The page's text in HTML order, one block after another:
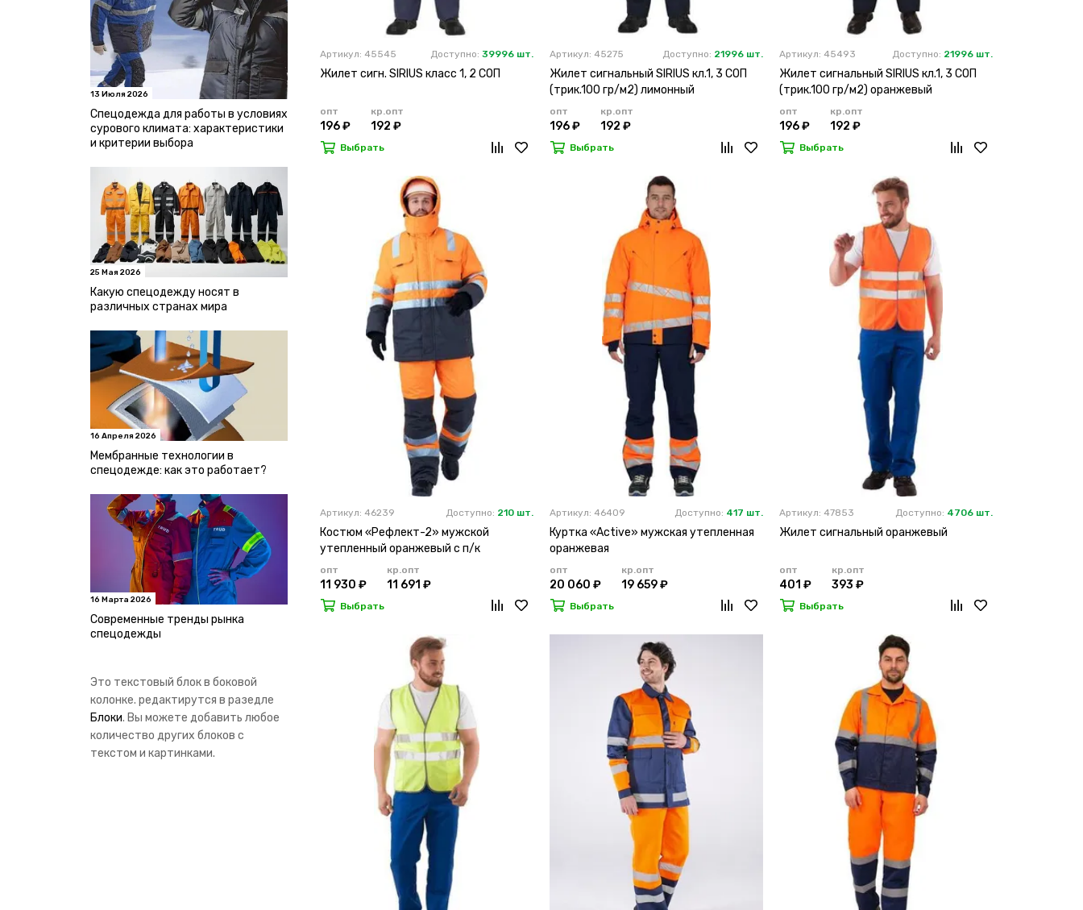
13 Июля 2026
Спецодежда для работы в условиях
сурового климата: характеристики
и критерии выбора
25 Мая 2026
Какую спецодежду носят в
различных странах мира
16 Апреля 2026
Мембранные технологии в
спецодежде: как это работает?
16 Марта 2026
Современные тренды рынка
спецодежды
Это текстовый блок в боковой
колонке. редактирутся в разедле
Блоки. Вы можете добавить любое
количество других блоков с
текстом и картинками.
Артикул: 45545 Доступно: 39996 шт.
Жилет сигн. SIRIUS класс 1, 2 СОП
опт
196 ₽
кр.опт
192 ₽
Выбрать
Артикул: 45275 Доступно: 21996 шт.
Жилет сигнальный SIRIUS кл.1, 3 СОП
(трик.100 гр/м2) лимонный
опт
196 ₽
кр.опт
192 ₽
Выбрать
Артикул: 45493 Доступно: 21996 шт.
Жилет сигнальный SIRIUS кл.1, 3 СОП
(трик.100 гр/м2) оранжевый
опт
196 ₽
кр.опт
192 ₽
Выбрать
Артикул: 46239 Доступно: 210 шт.
Костюм «Рефлект-2» мужской
утепленный оранжевый с п/к
опт
11 930 ₽
кр.опт
11 691 ₽
Выбрать
Артикул: 46409 Доступно: 417 шт.
Куртка «Active» мужская утепленная
оранжевая
опт
20 060 ₽
кр.опт
19 659 ₽
Выбрать
Артикул: 47853 Доступно: 4706 шт.
Жилет сигнальный оранжевый
опт
401 ₽
кр.опт
393 ₽
Выбрать